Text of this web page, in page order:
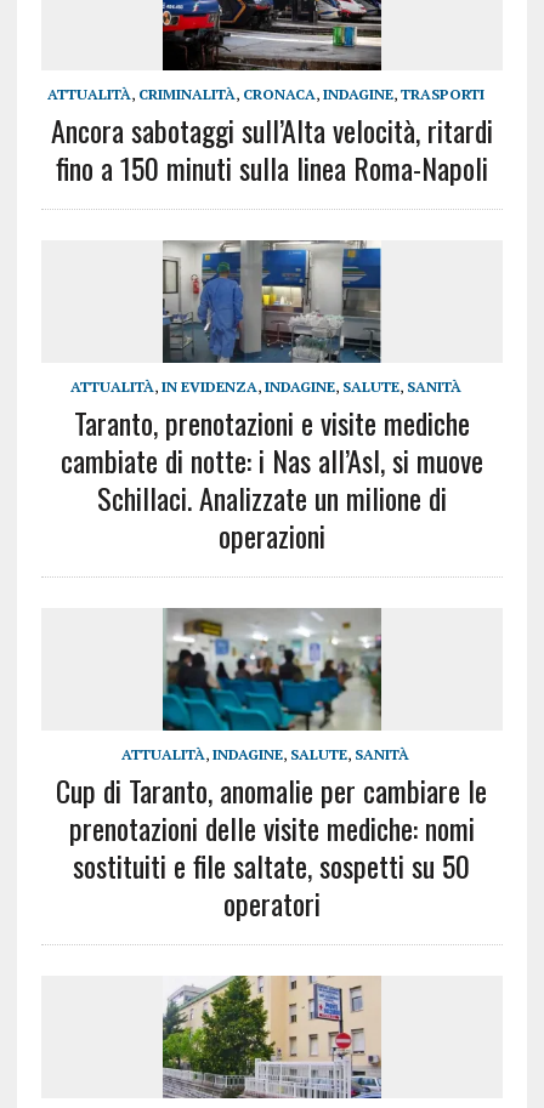
ATTUALITÀ, CRIMINALITÀ, CRONACA, INDAGINE, TRASPORTI
Ancora sabotaggi sull’Alta velocità, ritardi
fino a 150 minuti sulla linea Roma-Napoli
ATTUALITÀ, IN EVIDENZA, INDAGINE, SALUTE, SANITÀ
Taranto, prenotazioni e visite mediche
cambiate di notte: i Nas all’Asl, si muove
Schillaci. Analizzate un milione di
operazioni
ATTUALITÀ,INDAGINE, SALUTE, SANITÀ
Cup di Taranto, anomalie per cambiare le
prenotazioni delle visite mediche: nomi
sostituiti e file saltate, sospetti su 50
operatori